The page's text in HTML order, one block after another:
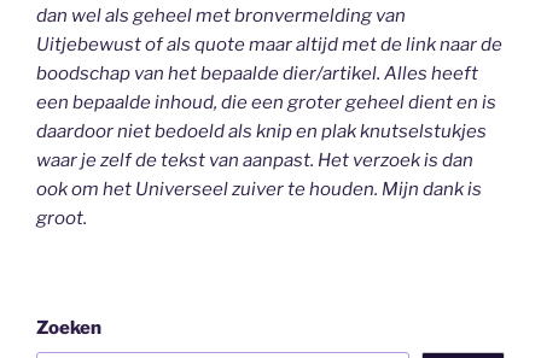
dan wel als geheelmet bronvermelding van
Uitjebewustof als quote maar altijd met de link naar de
boodschap van het bepaalde dier/artikel. Alles heeft
een bepaalde inhoud, die een groter geheel dient en is
daardoor niet bedoeld als knip en plak knutselstukjes
waar je zelf de tekst van aanpast. Het verzoek is dan
ook om het Universeel zuiver te houden. Mijn dank is
groot.
Zoeken